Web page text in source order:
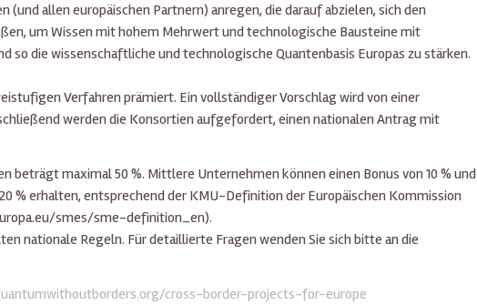
allen europäischen Partnern) anregen, die darauf abzielen, sich den
um Wissen mit hohem Mehrwert und technologische Bausteine mit
so die wissenschaftliche und technologische Quantenbasis Europas zu stärken.
Verfahren prämiert. Ein vollständiger Vorschlag wird von einer
werden die Konsortien aufgefordert, einen nationalen Antrag mit
beträgt maximal 50 %. Mittlere Unternehmen können einen Bonus von 10 % und
% erhalten, entsprechend der KMU-Definition der Europäischen Kommission
smes/sme-definition_en).
nationale Regeln. Für detaillierte Fragen wenden Sie sich bitte an die
cross-border-projects-for-europe